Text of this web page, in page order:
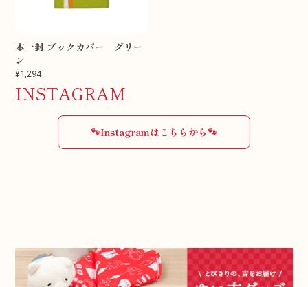
本一封 ブックカバー グリー
ン
¥1,294
INSTAGRAM
🐾Instagramはこちらから🐾